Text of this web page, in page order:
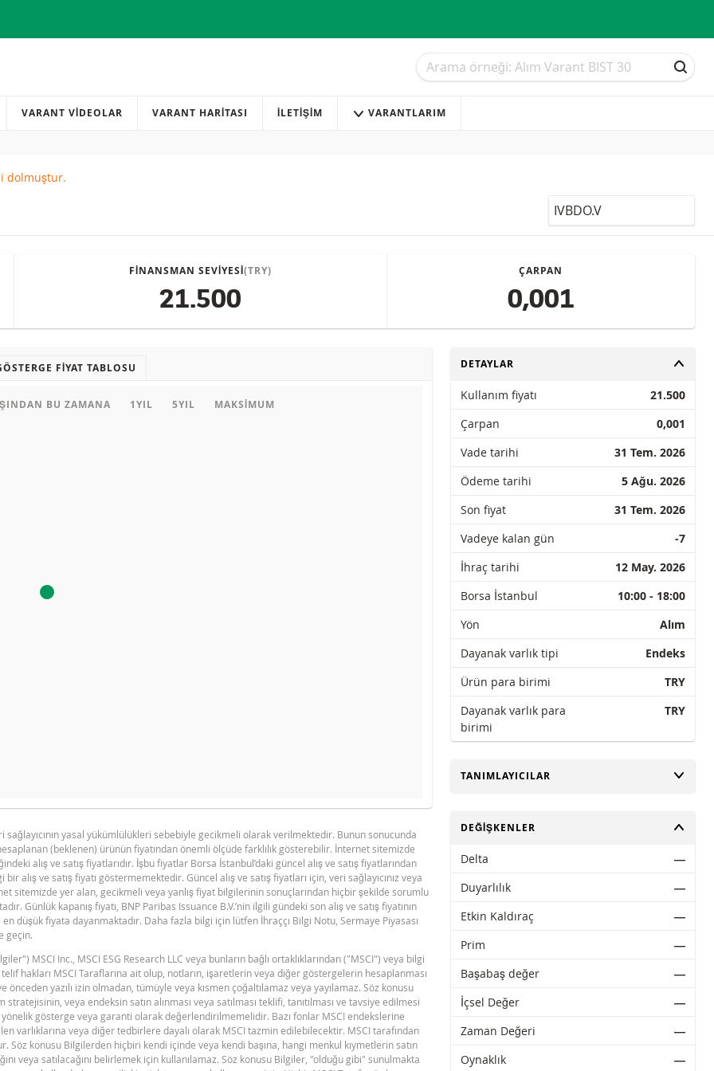
Arama
Arama
VARANT VİDEOLAR VARANT HARİTASI İLETIŞIM VARANTLARIM
dolmuştur.
LocalCode
FINANSMAN SEVIYESI(TRY)
21.500
ÇARPAN
0,001
FIYAT TABLOSU
BU ZAMANA 1YIL 5YIL MAKSIMUM
primi doğru hesaplanamayacak kadar düşüktü, hesap makinesini devre dışı bıraktık.
BNPP SPK ONAYLI SERMAYE PIYASASI
ARACI NOTU (12 MAYIS 2026 IHRACI) 1
PDF
BNPP SPK ONAYLI SERMAYE PIYASASI
ARACI NOTU (12 MAYIS 2026 IHRACI) 2
yasal yükümlülükleri sebebiyle gecikmeli olarak verilmektedir. Bunun sonucunda
(beklenen) ürünün fiyatından önemli ölçüde farklılık gösterebilir. İnternet sitemizde
alış ve satış fiyatlarıdır. İşbu fiyatlar Borsa İstanbul’daki güncel alış ve satış fiyatlarından
ve satış fiyatı göstermemektedir. Güncel alış ve satış fiyatları için, veri sağlayıcınız veya
sitemizde yer alan, gecikmeli veya yanlış fiyat bilgilerinin sonuçlarından hiçbir şekilde sorumlu
Günlük kapanış fiyatı, BNP Paribas Issuance B.V.’nin ilgili gündeki son alış ve satış fiyatının
düşük fiyata dayanmaktadır. Daha fazla bilgi için lütfen İhraççı Bilgi Notu, Sermaye Piyasası
geçin.
MSCI Inc., MSCI ESG Research LLC veya bunların bağlı ortaklıklarından ("MSCI") veya bilgi
hakları MSCI Taraflarına ait olup, notların, işaretlerin veya diğer göstergelerin hesaplanması
yazılı izin olmadan, tümüyle veya kısmen çoğaltılamaz veya yayılamaz. Söz konusu
veya endeksin satın alınması veya satılması teklifi, tanıtılması ve tavsiye edilmesi
gösterge veya garanti olarak değerlendirilmemelidir. Bazı fonlar MSCI endekslerine
varlıklarına veya diğer tedbirlere dayalı olarak MSCI tazmin edilebilecektir. MSCI tarafından
konusu Bilgilerden hiçbiri kendi içinde veya kendi başına, hangi menkul kıymetlerin satın
veya satılacağını belirlemek için kullanılamaz. Söz konusu Bilgiler, "olduğu gibi" sunulmakta
AÇ
DETAYLAR
Kullanım fiyatı
21.500
Çarpan
0,001
Vade tarihi
31 Tem. 2026
Ödeme tarihi
5 Ağu. 2026
Son fiyat
31 Tem. 2026
Vadeye kalan gün
-7
İhraç tarihi
12 May. 2026
Borsa İstanbul
10:00 - 18:00
Yön
Alım
Dayanak varlık tipi
Endeks
Ürün para birimi
TRY
Dayanak varlık para
birimi
TRY
AÇ
TANIMLAYICILAR
AÇ
DEĞIŞKENLER
Delta
―
Duyarlılık
―
Etkin Kaldıraç
―
Prim
―
Başabaş değer
―
İçsel Değer
―
Zaman Değeri
―
Oynaklık
―